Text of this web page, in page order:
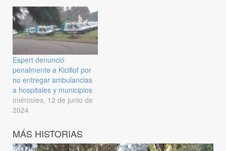
Espert denunció
penalmente a Kicillof por
no entregar ambulancias
a hospitales y municipios
miércoles, 12 de junio de
2024
MÁS HISTORIAS